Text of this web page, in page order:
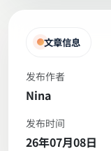
文章信息
发布作者
Nina
发布时间
26年07月08日